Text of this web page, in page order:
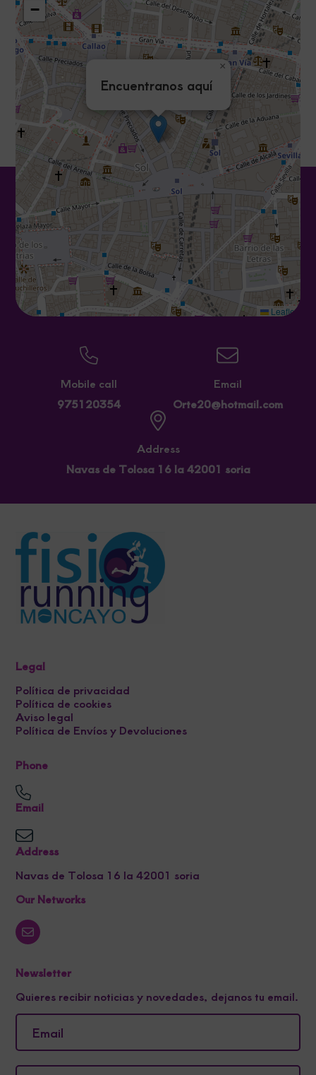
Encuentranos aquí
×
−
Leaflet
Mobile call
975120354
Email
Orte20@hotmail.com
Address
Navas de Tolosa 16 la 42001 soria
Legal
Política de privacidad
Política de cookies
Aviso legal
Política de Envíos y Devoluciones
Phone
Email
Address
Navas de Tolosa 16 la 42001 soria
Our Networks
Newsletter
Quieres recibir noticias y novedades, dejanos tu email.